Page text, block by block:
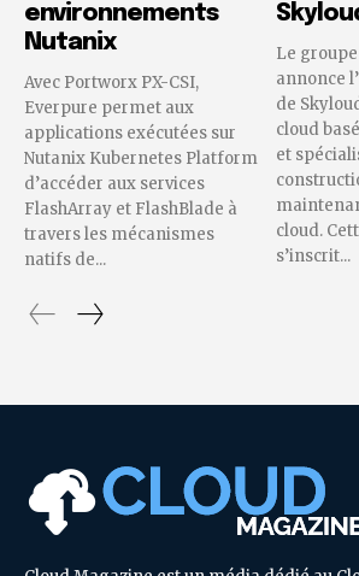
environnements
Nutanix
Avec Portworx PX-CSI,
Everpure permet aux
applications exécutées sur
Nutanix Kubernetes Platform
d’accéder aux services
FlashArray et FlashBlade à
travers les mécanismes
natifs de...
Le
annonce
de
cloud
et
cloud.
s’inscrit...